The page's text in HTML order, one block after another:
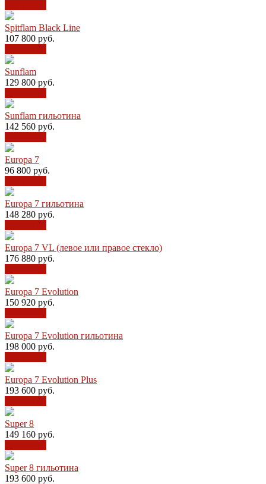
Spitflam Black Line
107 800 руб.
Sunflam
129 800 руб.
Sunflam гильотина
142 560 руб.
Europa 7
96 800 руб.
Europa 7 гильотина
148 280 руб.
Europa 7 VL (левое или правое стекло)
176 880 руб.
Europa 7 Evolution
150 920 руб.
Europa 7 Evolution гильотина
198 000 руб.
Europa 7 Evolution Plus
193 600 руб.
Super 8
149 160 руб.
Super 8 гильотина
193 600 руб.